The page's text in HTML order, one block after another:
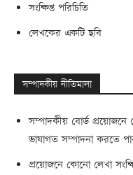
সংক্ষিপ্ত পরিচিতি
লেখকের একটি ছবি
সম্পাদকীয় নীতিমালা
সম্পাদকীয় বোর্ড প্রয়োজনে
ভাষাগত সম্পাদনা করতে
প্রয়োজনে কোনো লেখা